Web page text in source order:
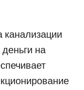
канализации
на